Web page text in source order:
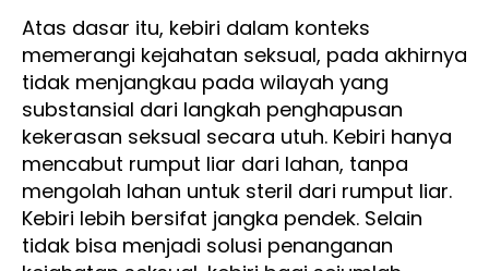
Atas dasar itu, kebiri dalam konteks
memerangi kejahatan seksual, pada akhirnya
tidak menjangkau pada wilayah yang
substansial dari langkah penghapusan
kekerasan seksual secara utuh. Kebiri hanya
mencabut rumput liar dari lahan, tanpa
mengolah lahan untuk steril dari rumput liar.
Kebiri lebih bersifat jangka pendek. Selain
tidak bisa menjadi solusi penanganan